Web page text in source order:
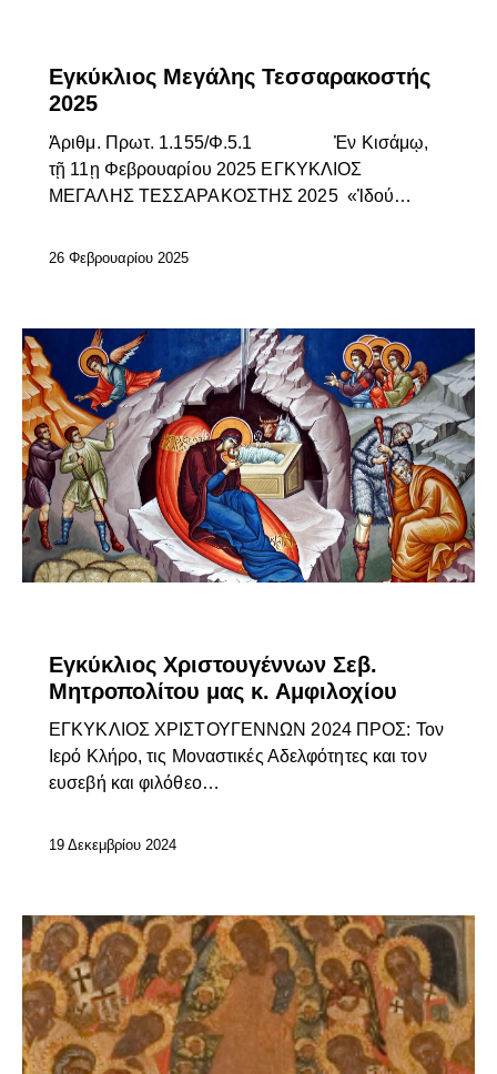
Εγκύκλιος Μεγάλης Τεσσαρακοστής
2025
Ἀ­ριθμ. Πρωτ. 1.155/Φ.5.1 Ἐν Κισάμῳ,
τῇ 11ῃ Φεβρουαρίου 2025 ΕΓΚΥΚΛΙΟΣ
ΜΕΓΑΛΗΣ ΤΕΣΣΑΡΑΚΟΣΤΗΣ 2025 «Ἰδού…
26 Φεβρουαρίου 2025
Εγκύκλιος Χριστουγέννων Σεβ.
Μητροπολίτου μας κ. Αμφιλοχίου
ΕΓΚΥΚΛΙΟΣ ΧΡΙΣΤΟΥΓΕΝΝΩΝ 2024 ΠΡΟΣ: Τον
Ιερό Κλήρο, τις Μοναστικές Αδελφότητες και τον
ευσεβή και φιλόθεο…
19 Δεκεμβρίου 2024